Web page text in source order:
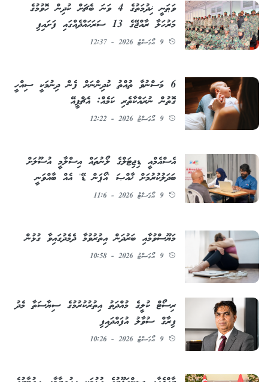
ވަޠަނީ ޚިދުމަތުގެ 4 ވަނަ ބެޗަށް ކުދިން ހޮވުމުގެ
މަރުހަލާ ރާއްޖޭގެ 13 ސަރަޙައްދެއްގައި ފަށައިފި
9 އޯގަސްޓު 2026 - 12:37
6 މަސްނުވާ ތުއްތު ކުދިންނަށް ފެން ދިނުމަކީ ސިއްހީ
ގޮތުން ނުރައްކާތެރި ކަމެއް: އެޗްޕީއޭ
9 އޯގަސްޓު 2026 - 12:22
އެސްއެމްއީ ޑިޖިޓަލްގެ ލޯނުތައް އިސްލާމީ އުސޫލަށް
ބަދަލުކުރުމަށް ޚާއްޞަ 'އޯޕަން ޑޭ' އެއް ބާއްވަނީ
9 އޯގަސްޓު 2026 - 11:6
މަޔޫސްވުމާއި ބަރުދަން އިތުރުވުމާ ދެމެދުގައިވާ ގުޅުން
9 އޯގަސްޓު 2026 - 10:58
ރިސޯޓް ކުލީގެ މުއްދަތު އިތުރުކުރުމުގެ ސިޔާސަތާ މެދު
ފިރާގް ސުވާލު އުފައްދައިފި
9 އޯގަސްޓު 2026 - 10:26